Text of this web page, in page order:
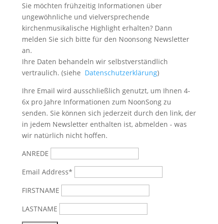
Sie möchten frühzeitig Informationen über
ungewöhnliche und vielversprechende
kirchenmusikalische Highlight erhalten? Dann
melden Sie sich bitte für den Noonsong Newsletter
an.
Ihre Daten behandeln wir selbstverständlich
vertraulich. (siehe Datenschutzerklärung)
Ihre Email wird ausschließlich genutzt, um Ihnen 4-
6x pro Jahre Informationen zum NoonSong zu
senden. Sie können sich jederzeit durch den link, der
in jedem Newsletter enthalten ist, abmelden - was
wir natürlich nicht hoffen.
ANREDE
Email Address*
FIRSTNAME
LASTNAME